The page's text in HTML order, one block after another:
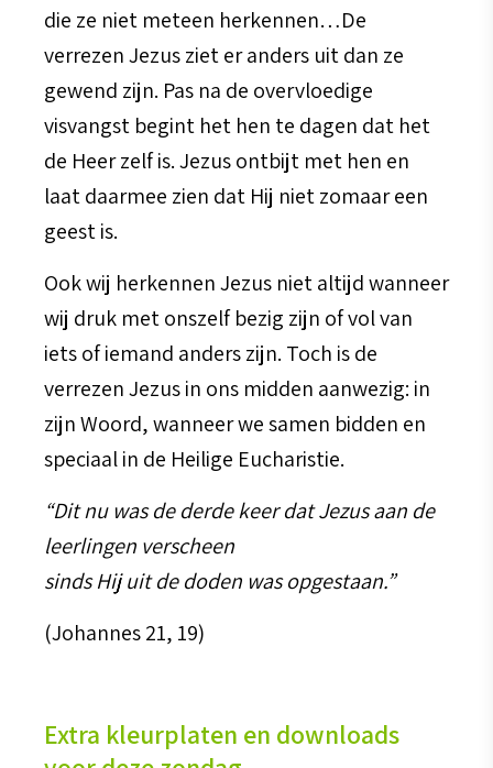
die ze niet meteen herkennen…De
verrezen Jezus ziet er anders uit dan ze
gewend zijn. Pas na de overvloedige
visvangst begint het hen te dagen dat het
de Heer zelf is. Jezus ontbijt met hen en
laat daarmee zien dat Hij niet zomaar een
geest is.
Ook wij herkennen Jezus niet altijd wanneer
wij druk met onszelf bezig zijn of vol van
iets of iemand anders zijn. Toch is de
verrezen Jezus in ons midden aanwezig: in
zijn Woord, wanneer we samen bidden en
speciaal in de Heilige Eucharistie.
“Dit nu was de derde keer dat Jezus aan de
leerlingen verscheen
sinds Hij uit de doden was opgestaan.”
(Johannes 21, 19)
Extra kleurplaten en downloads